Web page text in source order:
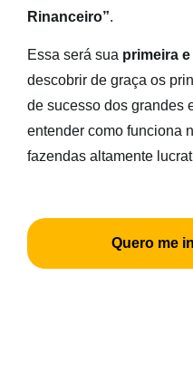
Rinanceiro”.
Essa será sua primeira
descobrir de graça os
de sucesso dos grandes
entender como funciona
fazendas altamente
Quero me